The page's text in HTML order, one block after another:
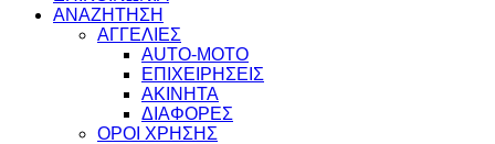
ΑΝΑΖΗΤΗΣΗ
ΑΓΓΕΛΙΕΣ
AUTO-MOTO
ΕΠΙΧΕΙΡΗΣΕΙΣ
ΑΚΙΝΗΤΑ
ΔΙΑΦΟΡΕΣ
ΟΡΟΙ ΧΡΗΣΗΣ